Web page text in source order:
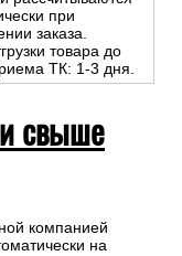
при
заказа.
товара до
ТК: 1-3 дня.
свыше
компанией
на